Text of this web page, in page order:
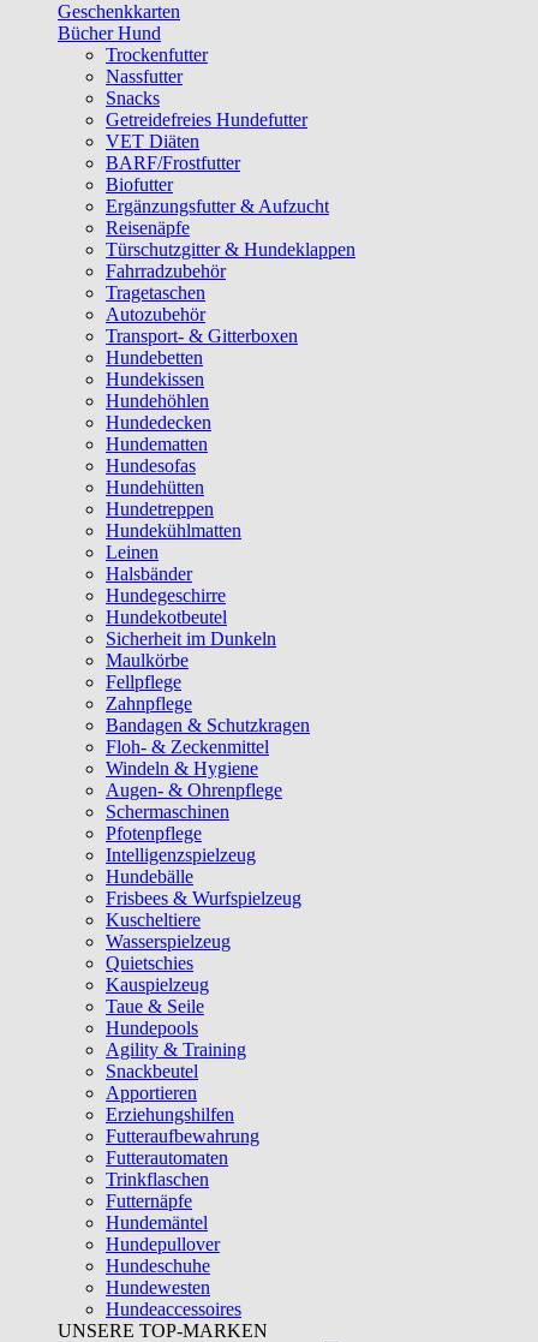
Geschenkkarten
Bücher Hund
Trockenfutter
Nassfutter
Snacks
Getreidefreies Hundefutter
VET Diäten
BARF/Frostfutter
Biofutter
Ergänzungsfutter & Aufzucht
Reisenäpfe
Türschutzgitter & Hundeklappen
Fahrradzubehör
Tragetaschen
Autozubehör
Transport- & Gitterboxen
Hundebetten
Hundekissen
Hundehöhlen
Hundedecken
Hundematten
Hundesofas
Hundehütten
Hundetreppen
Hundekühlmatten
Leinen
Halsbänder
Hundegeschirre
Hundekotbeutel
Sicherheit im Dunkeln
Maulkörbe
Fellpflege
Zahnpflege
Bandagen & Schutzkragen
Floh- & Zeckenmittel
Windeln & Hygiene
Augen- & Ohrenpflege
Schermaschinen
Pfotenpflege
Intelligenzspielzeug
Hundebälle
Frisbees & Wurfspielzeug
Kuscheltiere
Wasserspielzeug
Quietschies
Kauspielzeug
Taue & Seile
Hundepools
Agility & Training
Snackbeutel
Apportieren
Erziehungshilfen
Futteraufbewahrung
Futterautomaten
Trinkflaschen
Futternäpfe
Hundemäntel
Hundepullover
Hundeschuhe
Hundewesten
Hundeaccessoires
UNSERE TOP-MARKEN